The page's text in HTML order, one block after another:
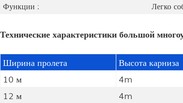
Функции :
Легко
Технические характеристики большой
Ширина пролета Высота карниза
10 м
4m
12 м
4m